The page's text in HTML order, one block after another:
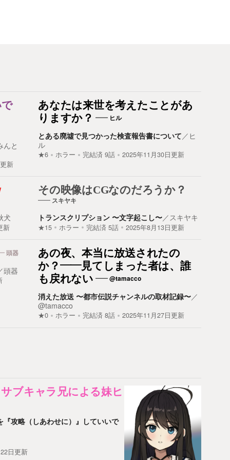
んと
新
あなたは来世を考えたことがあ
りますか？
ヒル
とある廃墟で見つかった検査報告書について ／ ヒ
ル
★6 ホラー 完結済 9話 2025年11月30日更新
犬
新
その映像はCGなのだろうか？
スキヤキ
トランスクリプション 〜文字起こし〜／スキヤキ
★15 ホラー 完結済 5話 2025年8月13日更新
頭器
頭器
あの夜、本当に放送されたの
か？――見てしまった者は、誰
も戻れない
@tamacco
消えた放送 〜都市伝説チャンネルの取材記録〜／
@tamacco
★0 ホラー 完結済 8話 2025年11月27日更新
ブキャラ兄による妹ヒ
攻略（しあわせに）』していいで
日更新